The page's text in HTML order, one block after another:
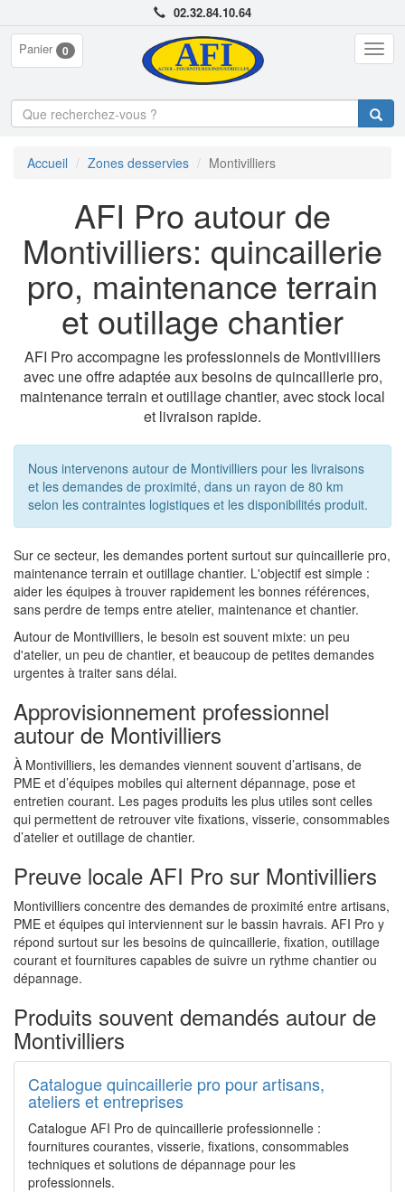
02.32.84.10.64
Panier 0
Accueil Zones desservies Montivilliers
AFI Pro autour de
Montivilliers: quincaillerie
pro, maintenance terrain
et outillage chantier
AFI Pro accompagne les professionnels de Montivilliers
avec une offre adaptée aux besoins de quincaillerie pro,
maintenance terrain et outillage chantier, avec stock local
et livraison rapide.
Nous intervenons autour de Montivilliers pour les livraisons
et les demandes de proximité, dans un rayon de 80 km
selon les contraintes logistiques et les disponibilités produit.
Sur ce secteur, les demandes portent surtout sur quincaillerie pro,
maintenance terrain et outillage chantier. L'objectif est simple :
aider les équipes à trouver rapidement les bonnes références,
sans perdre de temps entre atelier, maintenance et chantier.
Autour de Montivilliers, le besoin est souvent mixte: un peu
d'atelier, un peu de chantier, et beaucoup de petites demandes
urgentes à traiter sans délai.
Approvisionnement professionnel
autour de Montivilliers
À Montivilliers, les demandes viennent souvent d’artisans, de
PME et d’équipes mobiles qui alternent dépannage, pose et
entretien courant. Les pages produits les plus utiles sont celles
qui permettent de retrouver vite fixations, visserie, consommables
d’atelier et outillage de chantier.
Preuve locale AFI Pro sur Montivilliers
Montivilliers concentre des demandes de proximité entre artisans,
PME et équipes qui interviennent sur le bassin havrais. AFI Pro y
répond surtout sur les besoins de quincaillerie, fixation, outillage
courant et fournitures capables de suivre un rythme chantier ou
dépannage.
Produits souvent demandés autour de
Montivilliers
Catalogue quincaillerie pro pour artisans,
ateliers et entreprises
Catalogue AFI Pro de quincaillerie professionnelle :
fournitures courantes, visserie, fixations, consommables
techniques et solutions de dépannage pour les
professionnels.